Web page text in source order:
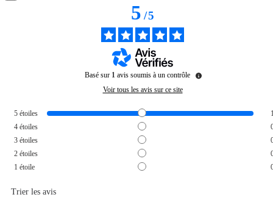
5/5
Basé sur 1 avis soumis à un contrôle
Voir tous les avis sur ce site
5 étoiles
4 étoiles
3 étoiles
2 étoiles
1 étoile
Trier les avis